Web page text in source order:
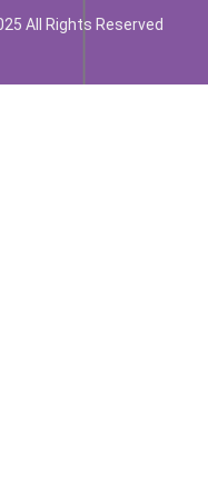
All Rights Reserved